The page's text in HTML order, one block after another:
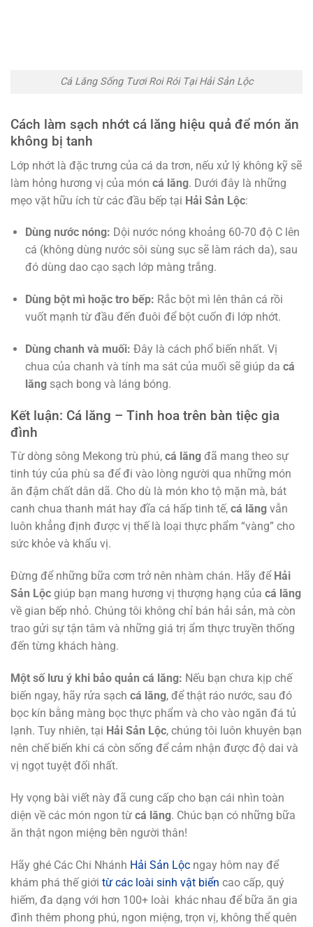
Cá Lăng Sống Tươi Roi Rói Tại Hải Sản Lộc
Cách làm sạch nhớt cá lăng hiệu quả để món ăn
không bị tanh
Lớp nhớt là đặc trưng của cá da trơn, nếu xử lý không kỹ sẽ
làm hỏng hương vị của món cá lăng. Dưới đây là những
mẹo vặt hữu ích từ các đầu bếp tại Hải Sản Lộc:
Dùng nước nóng: Dội nước nóng khoảng 60-70 độ C lên
cá (không dùng nước sôi sùng sục sẽ làm rách da), sau
đó dùng dao cạo sạch lớp màng trắng.
Dùng bột mì hoặc tro bếp: Rắc bột mì lên thân cá rồi
vuốt mạnh từ đầu đến đuôi để bột cuốn đi lớp nhớt.
Dùng chanh và muối: Đây là cách phổ biến nhất. Vị
chua của chanh và tính ma sát của muối sẽ giúp da cá
lăngsạch bong và láng bóng.
Kết luận: Cá lăng – Tinh hoa trên bàn tiệc gia
đình
Từ dòng sông Mekong trù phú, cá lăng đã mang theo sự
tinh túy của phù sa để đi vào lòng người qua những món
ăn đậm chất dân dã. Cho dù là món kho tộ mặn mà, bát
canh chua thanh mát hay đĩa cá hấp tinh tế, cá lăng vẫn
luôn khẳng định được vị thế là loại thực phẩm “vàng” cho
sức khỏe và khẩu vị.
Đừng để những bữa cơm trở nên nhàm chán. Hãy để Hải
Sản Lộc giúp bạn mang hương vị thượng hạng của cá lăng
về gian bếp nhỏ. Chúng tôi không chỉ bán hải sản, mà còn
trao gửi sự tận tâm và những giá trị ẩm thực truyền thống
đến từng khách hàng.
Một số lưu ý khi bảo quản cá lăng: Nếu bạn chưa kịp chế
biến ngay, hãy rửa sạch cá lăng, để thật ráo nước, sau đó
bọc kín bằng màng bọc thực phẩm và cho vào ngăn đá tủ
lạnh. Tuy nhiên, tại Hải Sản Lộc, chúng tôi luôn khuyên bạn
nên chế biến khi cá còn sống để cảm nhận được độ dai và
vị ngọt tuyệt đối nhất.
Hy vọng bài viết này đã cung cấp cho bạn cái nhìn toàn
diện về các món ngon từ cá lăng. Chúc bạn có những bữa
ăn thật ngon miệng bên người thân!
Hãy ghé Các Chi Nhánh Hải Sản Lộc ngay hôm nay để
khám phá thế giới từ các loài sinh vật biển cao cấp, quý
hiếm, đa dạng với hơn 100+ loài khác nhau để bữa ăn gia
đình thêm phong phú, ngon miệng, trọn vị, không thể quên